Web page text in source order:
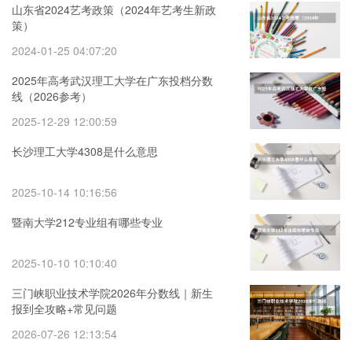
山东省2024艺考政策（2024年艺考生新政
策）
2024-01-25 04:07:20
2025年高考武汉理工大学在广东投档分数
线（2026参考）
2025-12-29 12:00:59
长沙理工大学4308是什么意思
2025-10-14 10:16:56
暨南大学212专业组有哪些专业
2025-10-10 10:10:40
三门峡职业技术学院2026年分数线｜新生
报到全攻略+常见问题
2026-07-26 12:13:54